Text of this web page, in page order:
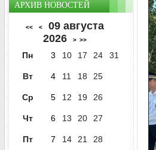
АРХИВ НОВОСТЕЙ
<< <
09 августа
2026
> >>
Пн 3 10 17 24 31
Вт 4 11 18 25
Ср 5 12 19 26
Чт 6 13 20 27
Пт 7 14 21 28